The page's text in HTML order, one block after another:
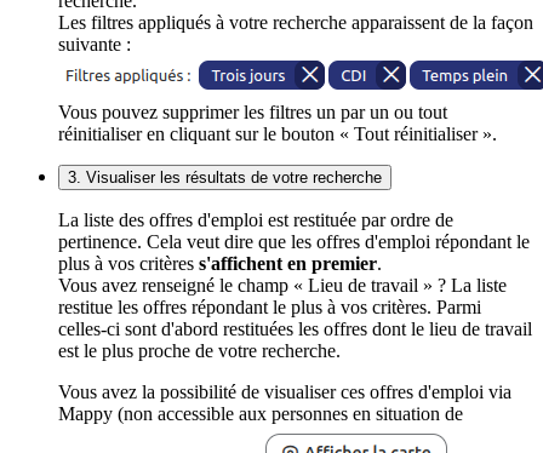
Les filtres appliqués à votre recherche apparaissent de la façon
suivante :
Vous pouvez supprimer les filtres un par un ou tout
réinitialiser en cliquant sur le bouton « Tout réinitialiser ».
3. Visualiser les résultats de votre recherche
La liste des offres d'emploi est restituée par ordre de
pertinence. Cela veut dire que les offres d'emploi répondant le
plus à vos critères s'affichent en premier.
Vous avez renseigné le champ « Lieu de travail » ? La liste
restitue les offres répondant le plus à vos critères. Parmi
celles-ci sont d'abord restituées les offres dont le lieu de travail
est le plus proche de votre recherche.
Vous avez la possibilité de visualiser ces offres d'emploi via
Mappy (non accessible aux personnes en situation de